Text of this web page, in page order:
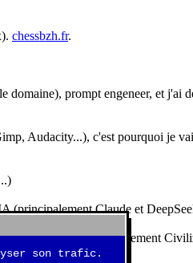
chessbzh.fr.
prompt engeneer, et j'ai
Audacity...), c'est pourquoi je
(principalement Claude et
jeux vidéos (essentiellement
son trafic.